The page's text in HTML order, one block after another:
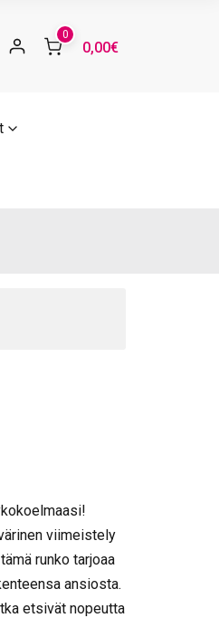
0
0,00€
viimeistely
runko tarjoaa
ansiosta.
etsivät nopeutta